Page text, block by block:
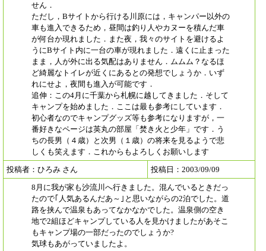
せん．
ただし，Bサイトから行ける川原には，キャンパー以外の
車も進入できるため，昼間は釣り人やカヌーを積んだ車
が何台か現れました．また夜，我々のサイトを避けるよ
うにBサイト内に一台の車が現れました．遠くに止まった
まま，人が外に出る気配はありません．ムムム？なるほ
ど綺麗なトイレが近くにあるとの発想でしょうか．いず
れにせよ，夜間も進入が可能です．
追伸：この4月に千葉から札幌に越してきました．そして
キャンプを始めました．ここは最も参考にしています．
初心者なのでキャンプグッズ等も参考になりますが，一
番好きなページは英丸の部屋「焚き火と少年」です．う
ちの長男（４歳）と次男（１歳）の将来を見るようで悲
しくも笑えます．これからもよろしくお願いします
投稿者：ひろみ さん
投稿日：2003/09/09
8月に我が家も沙流川へ行きました。混んでいるときだっ
たので｢人気あるんだあ～｣と思いながらの2泊でした。道
路を挟んで温泉もあってなかなかでした。温泉側の空き
地で2組ほどキャンプしている人を見かけましたがあそこ
もキャンプ場の一部だったのでしょうか?
気球もあがっていましたよ。